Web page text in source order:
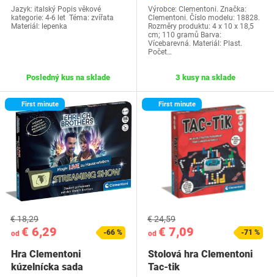
Jazyk: italský Popis věkové
kategorie: 4-6 let Téma: zvířata
Materiál: lepenka
Posledný kus na sklade
Výrobce: Clementoni. Značka:
Clementoni. Číslo modelu: 18828.
Rozměry produktu: 4 x 10 x 18,5
cm; 110 gramů Barva:
Vícebarevná. Materiál: Plast.
Počet…
3 kusy na sklade
First minute
od € 6,29
€ 18,29
-66 %
Hra Clementoni
kúzelnícka sada
First minute
od € 7,09
€ 24,59
-71 %
Stolová hra Clementoni
Tac-tik